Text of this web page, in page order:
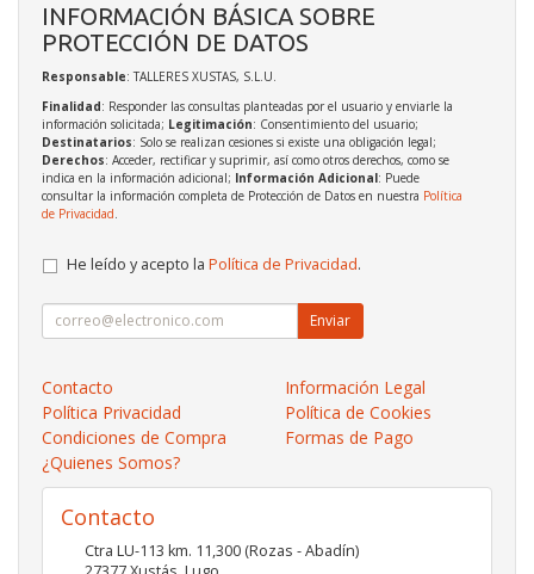
INFORMACIÓN BÁSICA SOBRE
PROTECCIÓN DE DATOS
Responsable: TALLERES XUSTAS, S.L.U.
Finalidad: Responder las consultas planteadas por el usuario y enviarle la
información solicitada; Legitimación: Consentimiento del usuario;
Destinatarios: Solo se realizan cesiones si existe una obligación legal;
Derechos: Acceder, rectificar y suprimir, así como otros derechos, como se
indica en la información adicional; Información Adicional: Puede
consultar la información completa de Protección de Datos en nuestra Política
de Privacidad
He leído y acepto la Política de Privacidad.
Enviar
Contacto
Información Legal
Política Privacidad
Política de Cookies
Condiciones de Compra
Formas de Pago
¿Quienes Somos?
Contacto
Ctra LU-113 km. 11,300 (Rozas - Abadín)